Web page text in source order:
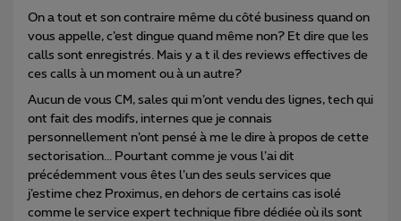
On a tout et son contraire même du côté business quand on
vous appelle, c’est dingue quand même non? Et dire que les
calls sont enregistrés. Mais y a t il des reviews effectives de
ces calls à un moment ou à un autre?
Aucun de vous CM, sales qui m’ont vendu des lignes, tech qui
ont fait des modifs, internes que je connais
personnellement n’ont pensé à me le dire à propos de cette
sectorisation... Pourtant comme je vous l’ai dit
précédemment vous êtes l’un des seuls services que
j’estime chez Proximus, en dehors de certains cas isolé
comme le service expert technique fibre dédiée où ils sont